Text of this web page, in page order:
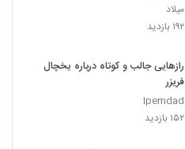
میلاد
۱۹۲ بازدید
رازهایی جالب و کوتاه درباره یخچال
فریزر
Ipemdad
۱۵۲ بازدید